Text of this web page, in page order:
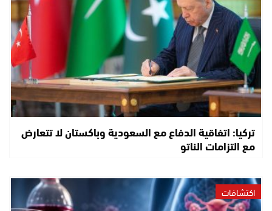
تركيا: اتفاقية الدفاع مع السعودية وباكستان لا تتعارض
مع التزامات الناتو
اكتشافات